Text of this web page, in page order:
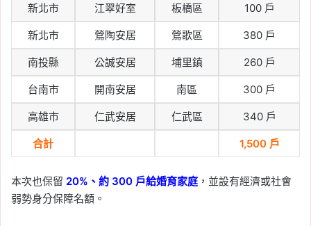
新北市 江翠好室 板橋區 100 戶
新北市 鶯陶安居 鶯歌區 380 戶
南投縣 公誠安居 埔里鎮 260 戶
台南市 開南安居 南區 300 戶
高雄市 仁武安居 仁武區 340 戶
合計 1,500 戶
本次也保留 20%、約 300 戶給婚育家庭 ，並設有經濟或社會
弱勢身分保障名額。